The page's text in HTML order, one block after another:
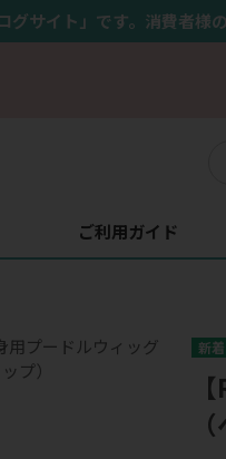
サイト」です。消費者様
ご利用ガイド